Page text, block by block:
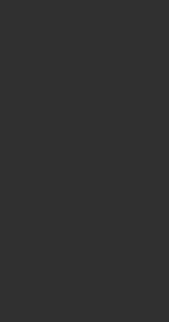
順も解説
やおススメを紹
で送る方法